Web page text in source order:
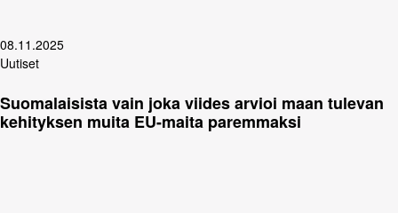
08.11.2025
Uutiset
Suomalaisista vain joka viides arvioi maan tulevan
kehityksen muita EU-maita paremmaksi